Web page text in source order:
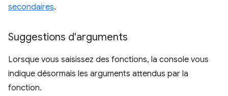
secondaires.
Suggestions d'arguments
Lorsque vous saisissez des fonctions, la console vous
indique désormais les arguments attendus par la
fonction.